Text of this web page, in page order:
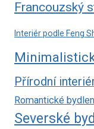
Francouzský
Interiér podle Feng
Přírodní
Romantické
Severské